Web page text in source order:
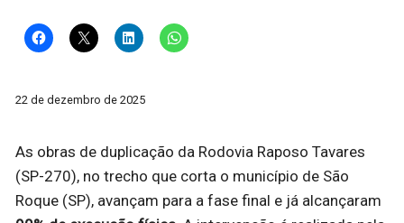
22 de dezembro de 2025
As obras de duplicação da Rodovia Raposo Tavares
(SP-270), no trecho que corta o município de São
Roque (SP), avançam para a fase final e já alcançaram